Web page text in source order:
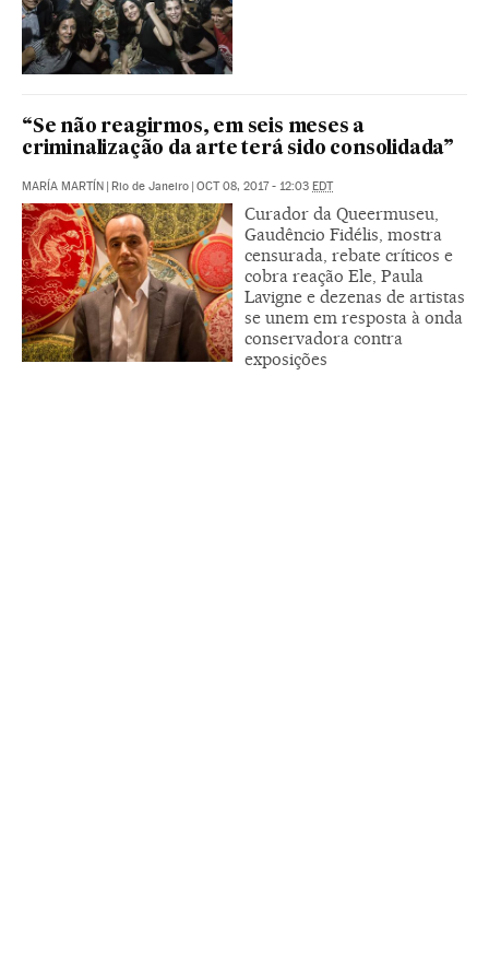
“Se não reagirmos, em seis meses a
criminalização da arte terá sido consolidada”
MARÍA MARTÍN | Rio de Janeiro | OCT 08, 2017 - 12:03 EDT
Curador da Queermuseu,
Gaudêncio Fidélis, mostra
censurada, rebate críticos e
cobra reação Ele, Paula
Lavigne e dezenas de artistas
se unem em resposta à onda
conservadora contra
exposições